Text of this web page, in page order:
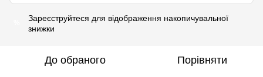
Зареєструйтеся для відображення накопичувальної
знижки
До обраного Порівняти